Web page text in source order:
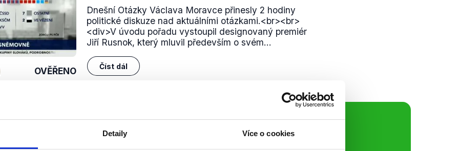
Detaily Více o cookies
OVĚŘENO
Dnešní Otázky Václava Moravce přinesly 2 hodiny
politické diskuze nad aktuálními otázkami.<br><br>
<div>V úvodu pořadu vystoupil designovaný premiér
Jiří Rusnok, který mluvil především o svém...
Číst dál
Sociální sítě